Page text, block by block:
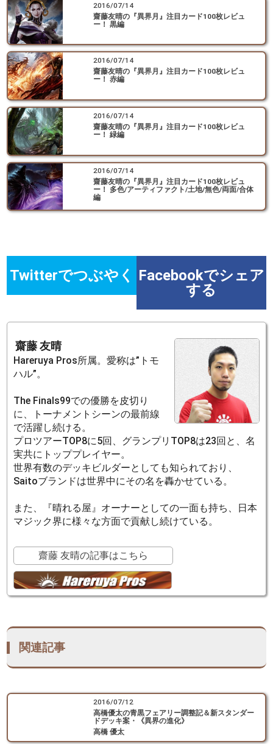
2016/07/14
齋藤友晴の『異界月』注目カード100枚レビュ
ー！ 黒編
2016/07/14
齋藤友晴の『異界月』注目カード100枚レビュ
ー！ 赤編
2016/07/14
齋藤友晴の『異界月』注目カード100枚レビュ
ー！ 緑編
2016/07/14
齋藤友晴の『異界月』注目カード100枚レビュ
ー！ 多色/アーティファクト/土地/無色/両面/合体
編
Twitterでつぶやく
Facebookでシェア
する
齋藤 友晴
Hareruya Pros所属。愛称は”トモ
ハル”。
The Finals99での優勝を皮切り
に、トーナメントシーンの最前線
で活躍し続ける。
プロツアーTOP8に5回、グランプリTOP8は23回と、名
実共にトッププレイヤー。
世界有数のデッキビルダーとしても知られており、
Saitoブランドは世界中にその名を轟かせている。
また、『晴れる屋』オーナーとしての一面も持ち、日本
マジック界に様々な方面で貢献し続けている。
齋藤 友晴の記事はこちら
関連記事
2016/07/12
高橋優太の青黒フェアリー調整記＆新スタンダー
ドデッキ案・《異界の進化》
高橋 優太